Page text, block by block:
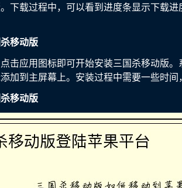
下载过程中，可以看到进度条显示下载
移动版
击应用图标即可开始安装三国杀移动版
加到主屏幕上。安装过程中需要一些时间
移动版